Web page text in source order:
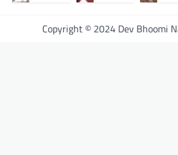
Copyright © 2024 Dev Bhoomi